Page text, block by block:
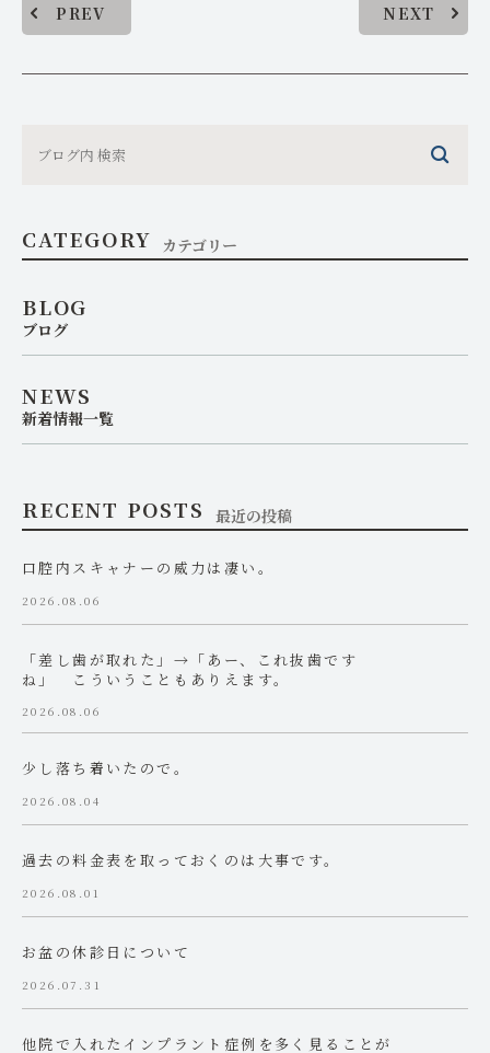
PREV NEXT
CATEGORY カテゴリー
BLOG
ブログ
NEWS
新着情報一覧
RECENT POSTS 最近の投稿
口腔内スキャナーの威力は凄い。
2026.08.06
「差し歯が取れた」→「あー、これ抜歯です
ね」 こういうこともありえます。
2026.08.06
少し落ち着いたので。
2026.08.04
過去の料金表を取っておくのは大事です。
2026.08.01
お盆の休診日について
2026.07.31
他院で入れたインプラント症例を多く見ることが